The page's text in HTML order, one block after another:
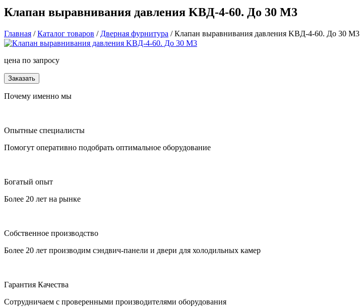
Клапан выравнивания давления KBД-4-60. До 30 М3
Главная /Каталог товаров / Дверная фурнитура / Клапан выравнивания давления KBД-4-60. До 30 М3
цена по запросу
Заказать
Почему именно мы
Опытные специалисты
Помогут оперативно подобрать оптимальное оборудование
Богатый опыт
Более 20 лет на рынке
Собственное производство
Более 20 лет производим сэндвич-панели и двери для холодильных камер
Гарантия Качества
Сотрудничаем с проверенными производителями оборудования